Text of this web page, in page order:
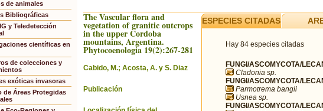
de animales
Bibliográficas
y Teledetección
científicas en
de colecciones y
exóticas invasoras
de Áreas Protegidas
The Vascular flora and
vegetation of granitic outcrops
in the upper Cordoba
mountains, Argentina.
Phytocoenologia 19(2):267-281
Cabido, M.; Acosta, A. y S. Diaz
Publicación
ESPECIES CITADAS
Hay 84 especies citadas
FUNGI/ASCOMYCOTA/
Cladonia sp.
FUNGI/ASCOMYCOTA/
Parmotrema bangii
Usnea sp.
FUNGI/ASCOMYCOTA/